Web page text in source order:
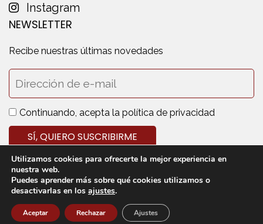
Instagram
NEWSLETTER
Recibe nuestras últimas novedades
Continuando, acepta la política de privacidad
© 2020 Cedecarne - Todos los derechos reservados
Aviso legal Política de privacidad Política de cookies
Utilizamos cookies para ofrecerte la mejor experiencia en
nuestra web.
Puedes aprender más sobre qué cookies utilizamos o
desactivarlas en los ajustes.
Aceptar Rechazar Ajustes